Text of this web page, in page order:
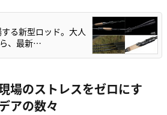
る新型ロッド。大人
、最新…
場のストレスをゼロにす
アの数々